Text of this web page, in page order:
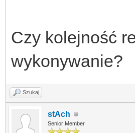
Czy kolejność
wykonywanie?
Szukaj
stAch
Senior Member